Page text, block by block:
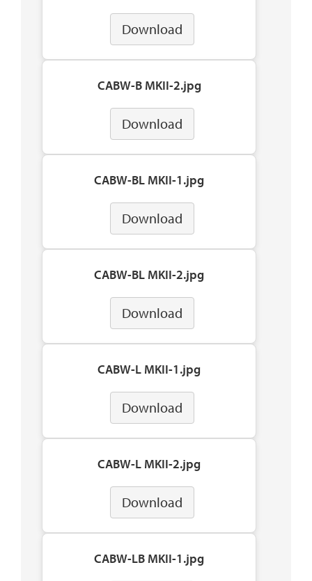
Download
CABW-B MKII-2.jpg
Download
CABW-BL MKII-1.jpg
Download
CABW-BL MKII-2.jpg
Download
CABW-L MKII-1.jpg
Download
CABW-L MKII-2.jpg
Download
CABW-LB MKII-1.jpg